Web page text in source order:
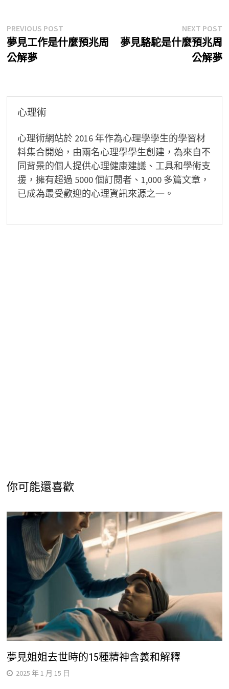
文
章
PREVIOUS POSTPrevious
post:
夢見工作是什麼預兆周
公解夢
NEXT POST
夢見駱駝是什麼預兆周
公解夢
心理術
心理術網站於 2016 年作為心理學學生的學習材
料集合開始，由兩名心理學學生創建，為來自不
同背景的個人提供心理健康建議、工具和學術支
援，擁有超過 5000 個訂閱者、1,000 多篇文章，
已成為最受歡迎的心理資訊來源之一。
你可能還喜歡
夢見姐姐去世時的15種精神含義和解釋
2025 年 1 月 15 日